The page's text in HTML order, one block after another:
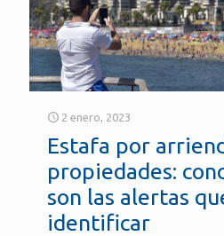
2 enero, 2023
Estafa por
propiedades:
son las alertas
identificar